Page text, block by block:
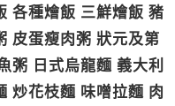
各種燴飯 三鮮燴飯 豬
皮蛋瘦肉粥 狀元及第
粥 日式烏龍麵 義大利
炒花枝麵 味噌拉麵 肉